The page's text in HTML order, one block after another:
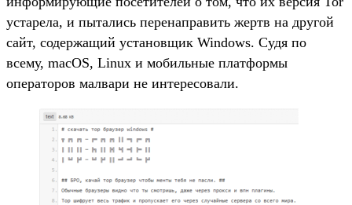
устарела, и пытались перенаправить жертв на другой
сайт, содержащий установщик Windows. Судя по
всему, macOS, Linux и мобильные платформы
операторов малвари не интересовали.